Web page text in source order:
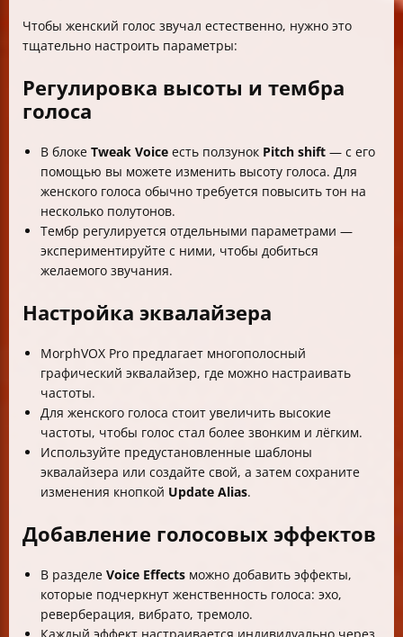
Чтобы женский голос звучал естественно, нужно это
тщательно настроить параметры:
Регулировка высоты и тембра
голоса
В блоке Tweak Voice есть ползунок Pitch shift — с его
помощью вы можете изменить высоту голоса. Для
женского голоса обычно требуется повысить тон на
несколько полутонов.
Тембр регулируется отдельными параметрами —
экспериментируйте с ними, чтобы добиться
желаемого звучания.
Настройка эквалайзера
MorphVOX Pro предлагает многополосный
графический эквалайзер, где можно настраивать
частоты.
Для женского голоса стоит увеличить высокие
частоты, чтобы голос стал более звонким и лёгким.
Используйте предустановленные шаблоны
эквалайзера или создайте свой, а затем сохраните
изменения кнопкой Update Alias.
Добавление голосовых эффектов
В разделе Voice Effects можно добавить эффекты,
которые подчеркнут женственность голоса: эхо,
реверберация, вибрато, тремоло.